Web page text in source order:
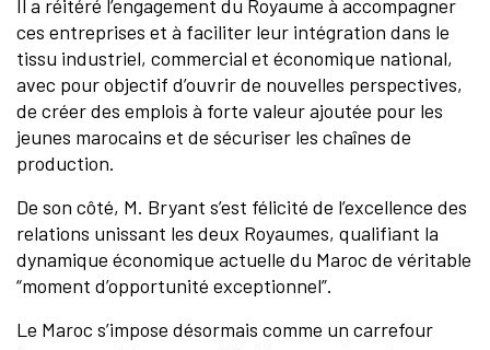
Il a réitéré l’engagement du Royaume à accompagner
ces entreprises et à faciliter leur intégration dans le
tissu industriel, commercial et économique national,
avec pour objectif d’ouvrir de nouvelles perspectives,
de créer des emplois à forte valeur ajoutée pour les
jeunes marocains et de sécuriser les chaînes de
production.
De son côté, M. Bryant s’est félicité de l’excellence des
relations unissant les deux Royaumes, qualifiant la
dynamique économique actuelle du Maroc de véritable
“moment d’opportunité exceptionnel”.
Le Maroc s’impose désormais comme un carrefour